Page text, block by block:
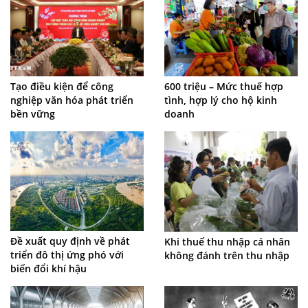
Tạo điều kiện để công
nghiệp văn hóa phát triển
bền vững
600 triệu – Mức thuế hợp
tình, hợp lý cho hộ kinh
doanh
Đề xuất quy định về phát
triển đô thị ứng phó với
biến đổi khí hậu
Khi thuế thu nhập cá nhân
không đánh trên thu nhập